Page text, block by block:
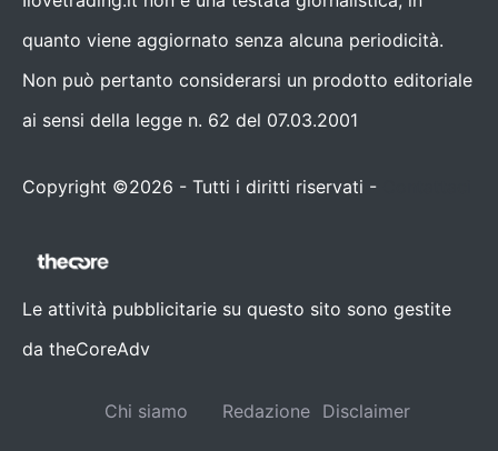
quanto viene aggiornato senza alcuna periodicità.
Non può pertanto considerarsi un prodotto editoriale
ai sensi della legge n. 62 del 07.03.2001
Copyright ©2026 - Tutti i diritti riservati -
Le attività pubblicitarie su questo sito sono gestite
da theCoreAdv
Chi siamo Redazione Disclaimer